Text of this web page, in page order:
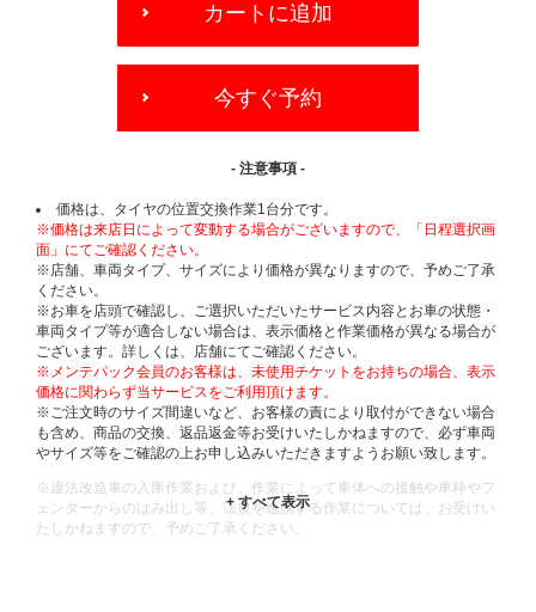
OPTIONS
カートに追加
今すぐ予約
- 注意事項 -
価格は、タイヤの位置交換作業1台分です。
※価格は来店日によって変動する場合がございますので、「日程選択画
面」にてご確認ください。
※店舗、車両タイプ、サイズにより価格が異なりますので、予めご了承
ください。
※お車を店頭で確認し、ご選択いただいたサービス内容とお車の状態・
車両タイプ等が適合しない場合は、表示価格と作業価格が異なる場合が
ございます。詳しくは、店舗にてご確認ください。
※メンテパック会員のお客様は、未使用チケットをお持ちの場合、表示
価格に関わらず当サービスをご利用頂けます。
※ご注文時のサイズ間違いなど、お客様の責により取付ができない場合
も含め、商品の交換、返品返金等お受けいたしかねますので、必ず車両
やサイズ等をご確認の上お申し込みいただきますようお願い致します。
※違法改造車の入庫作業および、作業によって車体への接触や車枠やフ
ェンダーからのはみ出し等、法規を逸脱する作業については、お受けい
たしかねますので、予めご了承ください。